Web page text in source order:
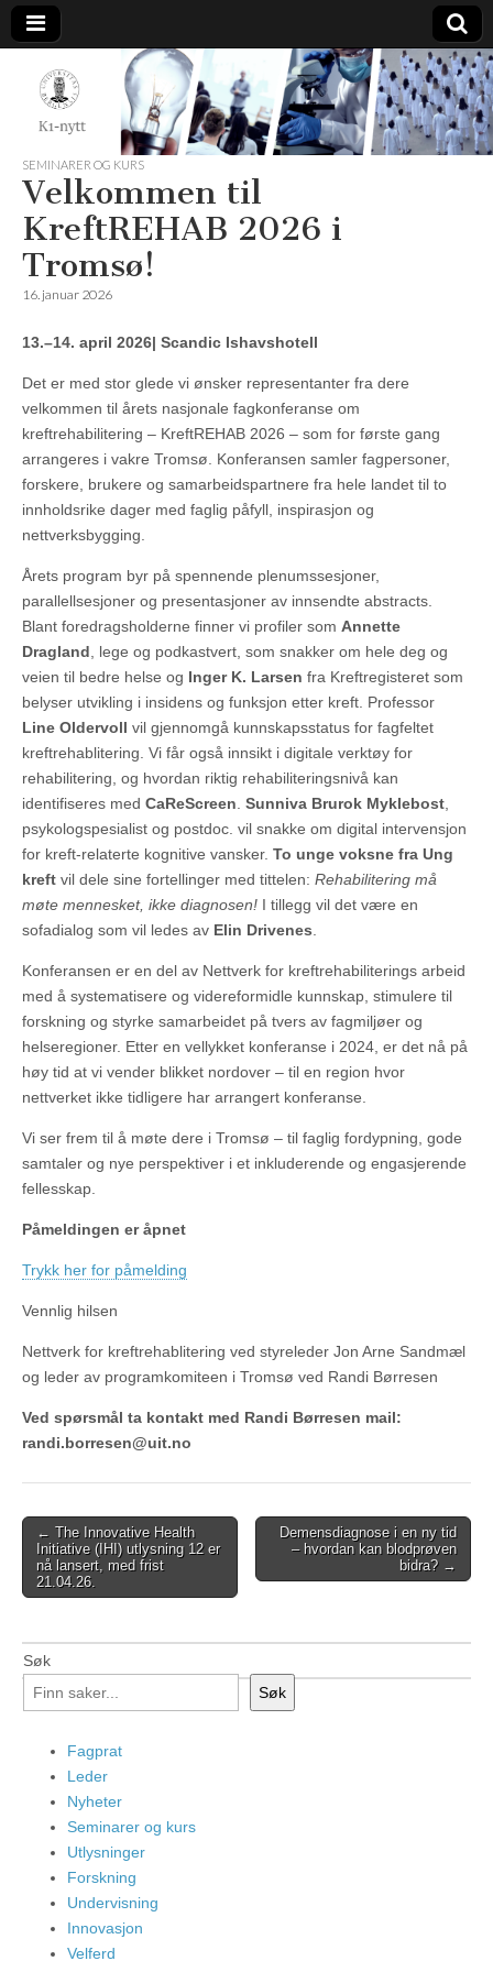
K1-
Nytt
SEMINARER OG KURS
Velkommen til
KreftREHAB 2026 i
Tromsø!
16. januar 2026
13.–14. april 2026| Scandic Ishavshotell
Det er med stor glede vi ønsker representanter fra dere
velkommen til årets nasjonale fagkonferanse om
kreftrehabilitering – KreftREHAB 2026 – som for første gang
arrangeres i vakre Tromsø. Konferansen samler fagpersoner,
forskere, brukere og samarbeidspartnere fra hele landet til to
innholdsrike dager med faglig påfyll, inspirasjon og
nettverksbygging.
Årets program byr på spennende plenumssesjoner,
parallellsesjoner og presentasjoner av innsendte abstracts.
Blant foredragsholderne finner vi profiler som Annette
Dragland, lege og podkastvert, som snakker om hele deg og
veien til bedre helse og Inger K. Larsen fra Kreftregisteret som
belyser utvikling i insidens og funksjon etter kreft. Professor
Line Oldervoll vil gjennomgå kunnskapsstatus for fagfeltet
kreftrehablitering. Vi får også innsikt i digitale verktøy for
rehabilitering, og hvordan riktig rehabiliteringsnivå kan
identifiseres med CaReScreen. Sunniva Brurok Myklebost,
psykologspesialist og postdoc. vil snakke om digital intervensjon
for kreft-relaterte kognitive vansker. To unge voksne fra Ung
kreft vil dele sine fortellinger med tittelen: Rehabilitering må
møte mennesket, ikke diagnosen! I tillegg vil det være en
sofadialog som vil ledes av Elin Drivenes.
Konferansen er en del av Nettverk for kreftrehabiliterings arbeid
med å systematisere og videreformidle kunnskap, stimulere til
forskning og styrke samarbeidet på tvers av fagmiljøer og
helseregioner. Etter en vellykket konferanse i 2024, er det nå på
høy tid at vi vender blikket nordover – til en region hvor
nettverket ikke tidligere har arrangert konferanse.
Vi ser frem til å møte dere i Tromsø – til faglig fordypning, gode
samtaler og nye perspektiver i et inkluderende og engasjerende
fellesskap.
Påmeldingen er åpnet
Trykk her for påmelding
Vennlig hilsen
Nettverk for kreftrehablitering ved styreleder Jon Arne Sandmæl
og leder av programkomiteen i Tromsø ved Randi Børresen
Ved spørsmål ta kontakt med Randi Børresen mail:
randi.borresen@uit.no
Post
navigation
← The Innovative Health
Initiative (IHI) utlysning 12 er
nå lansert, med frist
21.04.26.
Demensdiagnose i en ny tid
– hvordan kan blodprøven
bidra? →
Søk
Søk
Fagprat
Leder
Nyheter
Seminarer og kurs
Utlysninger
Forskning
Undervisning
Innovasjon
Velferd